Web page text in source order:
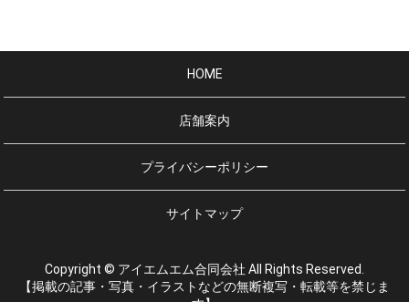
HOME
店舗案内
プライバシーポリシー
サイトマップ
Copyright © アイエムエム合同会社 All Rights Reserved.
【掲載の記事・写真・イラストなどの無断複写・転載等を禁じま